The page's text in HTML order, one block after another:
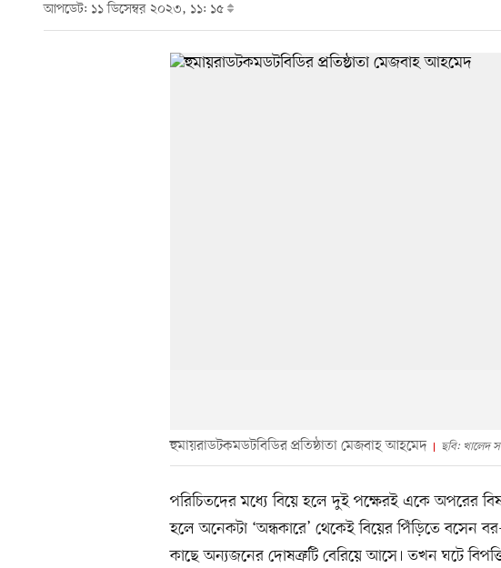
আপডেট: ১১ ডিসেম্বর ২০২৩, ১১: ১৫
হুমায়রাডটকমডটবিডির প্রতিষ্ঠাতা মেজবাহ আহমেদ ছবি: খালেদ
পরিচিতদের মধ্যে বিয়ে হলে দুই পক্ষেরই একে অপরের
হলে অনেকটা ‘অন্ধকারে’ থেকেই বিয়ের পিঁড়িতে
কাছে অন্যজনের দোষত্রুটি বেরিয়ে আসে। তখন ঘটে